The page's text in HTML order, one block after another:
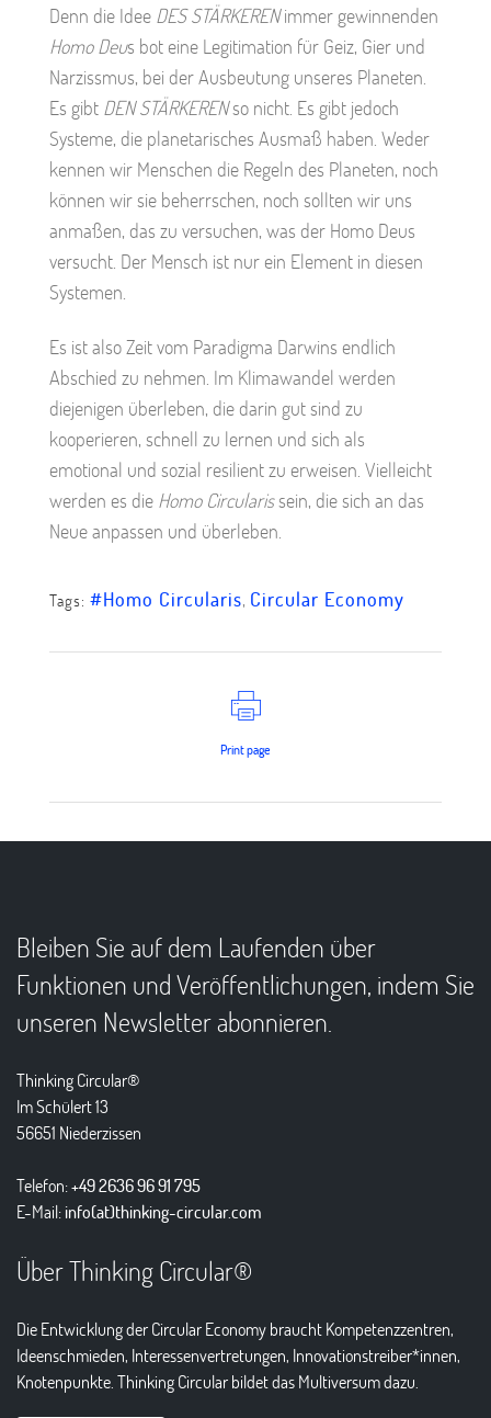
Denn die Idee DES STÄRKERENimmer gewinnenden
Homo Deus bot eine Legitimation für Geiz, Gier und
Narzissmus, bei der Ausbeutung unseres Planeten.
Es gibt DEN STÄRKERENso nicht. Es gibt jedoch
Systeme, die planetarisches Ausmaß haben. Weder
kennen wir Menschen die Regeln des Planeten, noch
können wir sie beherrschen, noch sollten wir uns
anmaßen, das zu versuchen, was der Homo Deus
versucht. Der Mensch ist nur ein Element in diesen
Systemen.
Es ist also Zeit vom Paradigma Darwins endlich
Abschied zu nehmen. Im Klimawandel werden
diejenigen überleben, die darin gut sind zu
kooperieren, schnell zu lernen und sich als
emotional und sozial resilient zu erweisen. Vielleicht
werden es die Homo Circularissein, die sich an das
Neue anpassen und überleben.
Tags: #Homo Circularis, Circular Economy
Print page
Bleiben Sie auf dem Laufenden über
Funktionen und Veröffentlichungen, indem Sie
unseren Newsletter abonnieren.
Thinking Circular®
Im Schülert 13
56651 Niederzissen
Telefon:+49 2636 96 91 795
E-Mail:info(at)thinking-circular.com
Über Thinking Circular®
Die Entwicklung der Circular Economy braucht Kompetenzzentren,
Ideenschmieden, Interessenvertretungen, Innovationstreiber*innen,
Knotenpunkte. Thinking Circular bildet das Multiversum dazu.